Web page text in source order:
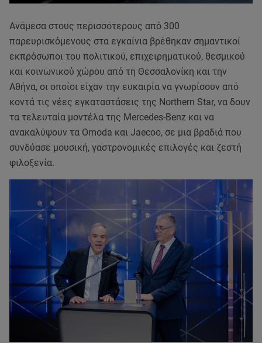
Ανάμεσα στους περισσότερους από 300
παρευρισκόμενους στα εγκαίνια βρέθηκαν σημαντικοί
εκπρόσωποι του πολιτικού, επιχειρηματικού, θεσμικού
και κοινωνικού χώρου από τη Θεσσαλονίκη και την
Αθήνα, οι οποίοι είχαν την ευκαιρία να γνωρίσουν από
κοντά τις νέες εγκαταστάσεις της Northern Star, να δουν
τα τελευταία μοντέλα της Mercedes-Benz και να
ανακαλύψουν τα Omoda και Jaecoo, σε μια βραδιά που
συνδύασε μουσική, γαστρονομικές επιλογές και ζεστή
φιλοξενία.